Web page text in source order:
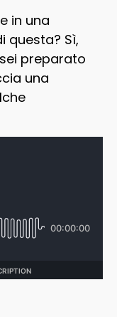
in una
questa? Sì,
preparato
una